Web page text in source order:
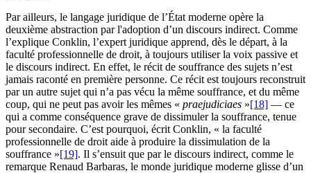
Par ailleurs, le langage juridique de l’État moderne opère la
deuxième abstraction par l'adoption d’un discours indirect. Comme
l’explique Conklin, l’expert juridique apprend, dès le départ, à la
faculté professionnelle de droit, à toujours utiliser la voix passive et
le discours indirect. En effet, le récit de souffrance des sujets n’est
jamais raconté en première personne. Ce récit est toujours reconstruit
par un autre sujet qui n’a pas vécu la même souffrance, et du même
coup, qui ne peut pas avoir les mêmes « praejudiciaes »[18] — ce
qui a comme conséquence grave de dissimuler la souffrance, tenue
pour secondaire. C’est pourquoi, écrit Conklin, « la faculté
professionnelle de droit aide à produire la dissimulation de la
souffrance »[19]. Il s’ensuit que par le discours indirect, comme le
remarque Renaud Barbaras, le monde juridique moderne glisse d’un